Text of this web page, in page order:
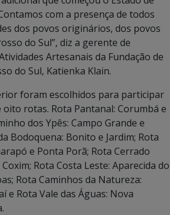
com a presença de todos
dos povos originários, dos povos
do Sul”, diz a gerente de
Artesanais da Fundação de
do Sul, Katienka Klain.
foram escolhidos para participar
rotas. Rota Pantanal: Corumbá e
dos Ypês: Campo Grande e
Bodoquena: Bonito e Jardim; Rota
e Ponta Porã; Rota Cerrado
Rota Costa Leste: Aparecida do
Rota Caminhos da Natureza:
e Rota Vale das Águas: Nova